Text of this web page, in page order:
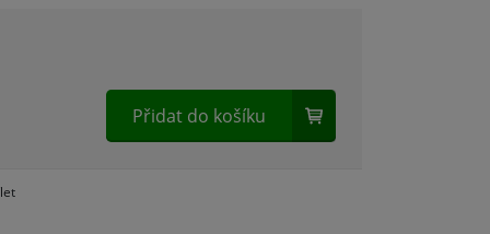
Přidat do košíku